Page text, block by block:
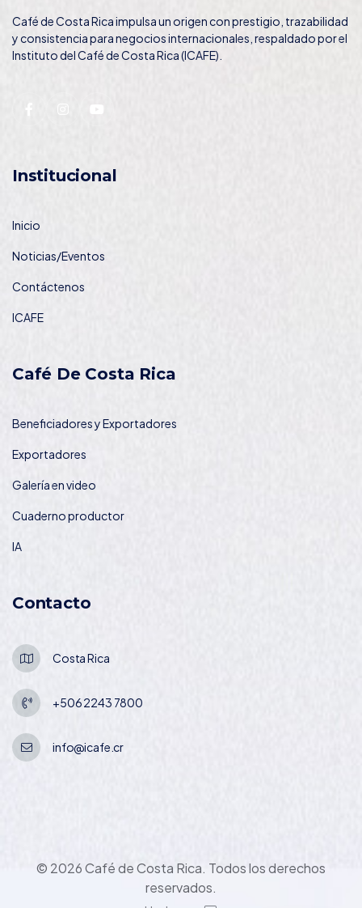
Café de Costa Rica impulsa un origen con prestigio, trazabilidad
y consistencia para negocios internacionales, respaldado por el
Instituto del Café de Costa Rica (ICAFE).
Institucional
Inicio
Noticias/Eventos
Contáctenos
ICAFE
Café De Costa Rica
Beneficiadores y Exportadores
Exportadores
Galería en video
Cuaderno productor
IA
Contacto
Costa Rica
+506 2243 7800
info@icafe.cr
© 2026 Café de Costa Rica. Todos los derechos
reservados.